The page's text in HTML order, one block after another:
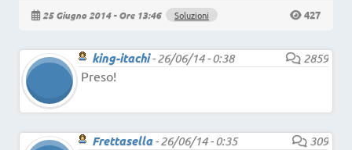
25 Giugno 2014 - Ore 13:46 Soluzioni 427
king-itachi-26/06/14 - 0:38
2859
Preso!
Frettasella-26/06/14 - 0:35
309